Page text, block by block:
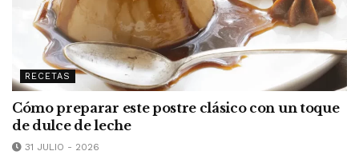
RECETAS
Cómo preparar este postre clásico con un toque
de dulce de leche
31 JULIO - 2026